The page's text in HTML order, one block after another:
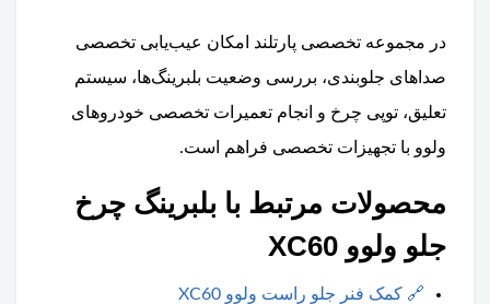
در مجموعه تخصصی پارتلند امکان عیب‌یابی تخصصی
صداهای جلوبندی، بررسی وضعیت بلبرینگ‌ها، سیستم
تعلیق، توپی چرخ و انجام تعمیرات تخصصی خودروهای
ولوو با تجهیزات تخصصی فراهم است.
محصولات مرتبط با بلبرینگ چرخ
جلو ولوو XC60
🔗 کمک فنر جلو راست ولوو XC60